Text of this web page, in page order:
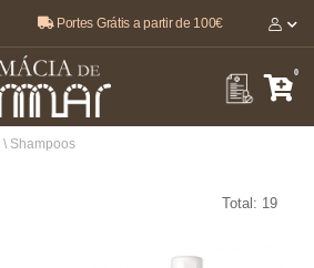
Portes Grátis a partir de 100€
0
\ Shampoos
Total: 19